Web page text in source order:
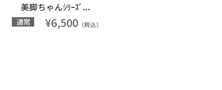
美脚ちゃんｼﾘｰｽﾞ...
通常 ¥6,500 （税込）